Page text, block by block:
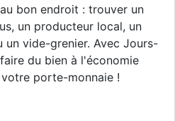
bon endroit : trouver un
un producteur local, un
vide-grenier. Avec Jours-
du bien à l'économie
porte-monnaie !